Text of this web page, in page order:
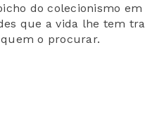
do colecionismo
que a vida lhe tem
o procurar.